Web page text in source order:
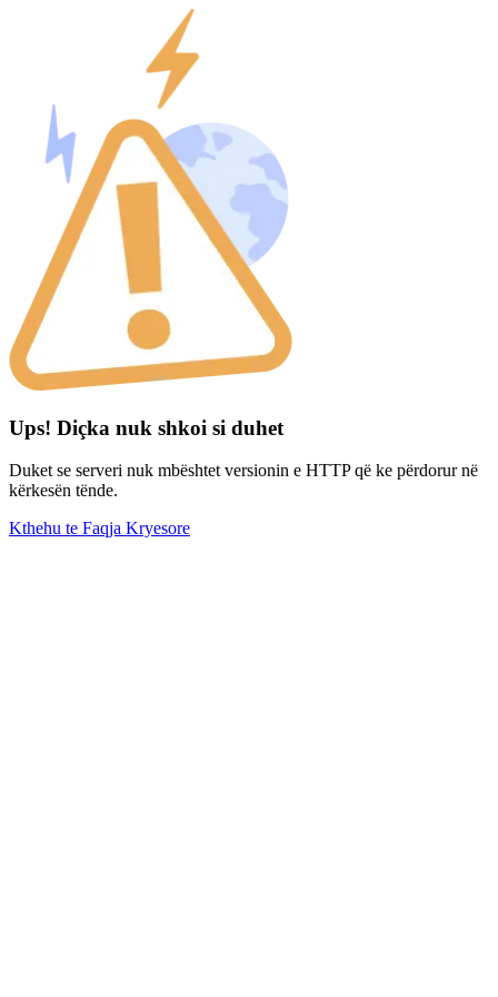
Ups! Diçka nuk shkoi si duhet
Duket se serveri nuk mbështet versionin e HTTP që ke përdorur në
kërkesën tënde.
Kthehu te Faqja Kryesore